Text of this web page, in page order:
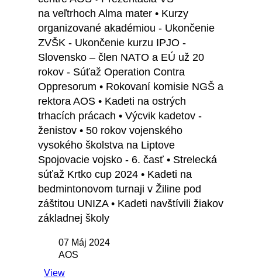
na veľtrhoch Alma mater • Kurzy
organizované akadémiou - Ukončenie
ZVŠK - Ukončenie kurzu IPJO -
Slovensko – člen NATO a EÚ už 20
rokov - Súťaž Operation Contra
Oppresorum • Rokovaní komisie NGŠ a
rektora AOS • Kadeti na ostrých
trhacích prácach • Výcvik kadetov -
ženistov • 50 rokov vojenského
vysokého školstva na Liptove
Spojovacie vojsko - 6. časť • Strelecká
súťaž Krtko cup 2024 • Kadeti na
bedmintonovom turnaji v Žiline pod
záštitou UNIZA • Kadeti navštívili žiakov
základnej školy
07 Máj 2024
AOS
View